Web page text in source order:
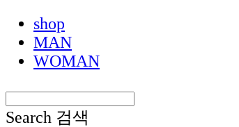
shop
MAN
WOMAN
Search 검색